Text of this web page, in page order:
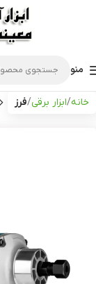
منو
خانه ابزار برقی فرز